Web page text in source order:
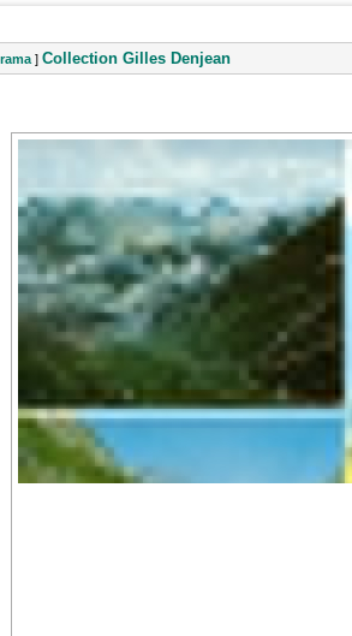
] Collection Gilles Denjean